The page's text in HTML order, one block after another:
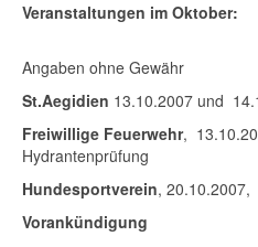
Veranstaltungen im Oktober:
Angaben ohne Gewähr
St.Aegidien 13.10.2007 und
Freiwillige Feuerwehr,
Hydrantenprüfung
Hundesportverein,
Vorankündigung